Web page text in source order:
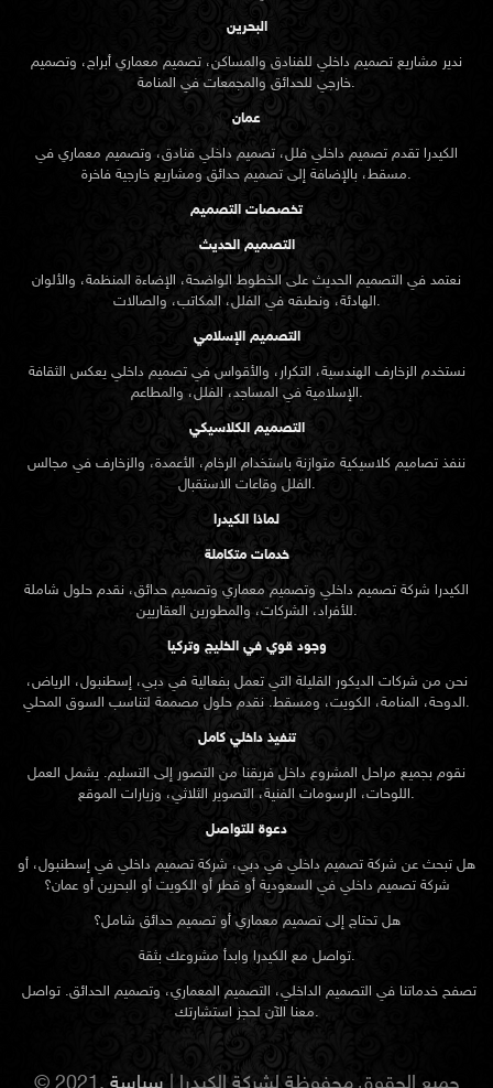
البحرين
ندير مشاريع تصميم داخلي للفنادق والمساكن، تصميم معماري أبراج، وتصميم
خارجي للحدائق والمجمعات في المنامة.
عمان
الكيدرا تقدم تصميم داخلي فلل، تصميم داخلي فنادق، وتصميم معماري في
مسقط، بالإضافة إلى تصميم حدائق ومشاريع خارجية فاخرة.
تخصصات التصميم
التصميم الحديث
نعتمد في التصميم الحديث على الخطوط الواضحة، الإضاءة المنظمة، والألوان
الهادئة، ونطبقه في الفلل، المكاتب، والصالات.
التصميم الإسلامي
نستخدم الزخارف الهندسية، التكرار، والأقواس في تصميم داخلي يعكس الثقافة
الإسلامية في المساجد، الفلل، والمطاعم.
التصميم الكلاسيكي
ننفذ تصاميم كلاسيكية متوازنة باستخدام الرخام، الأعمدة، والزخارف في مجالس
الفلل وقاعات الاستقبال.
لماذا الكيدرا
خدمات متكاملة
الكيدرا شركة تصميم داخلي وتصميم معماري وتصميم حدائق، نقدم حلول شاملة
للأفراد، الشركات، والمطورين العقاريين.
وجود قوي في الخليج وتركيا
نحن من شركات الديكور القليلة التي تعمل بفعالية في دبي، إسطنبول، الرياض،
الدوحة، المنامة، الكويت، ومسقط. نقدم حلول مصممة لتناسب السوق المحلي.
تنفيذ داخلي كامل
نقوم بجميع مراحل المشروع داخل فريقنا من التصور إلى التسليم. يشمل العمل
اللوحات، الرسومات الفنية، التصوير الثلاثي، وزيارات الموقع.
دعوة للتواصل
هل تبحث عن شركة تصميم داخلي في دبي، شركة تصميم داخلي في إسطنبول، أو
شركة تصميم داخلي في السعودية أو قطر أو الكويت أو البحرين أو عمان؟
هل تحتاج إلى تصميم معماري أو تصميم حدائق شامل؟
تواصل مع الكيدرا وابدأ مشروعك بثقة.
معنا الآن لحجز استشارتك.